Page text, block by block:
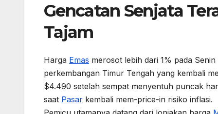
Gencatan Senjata
Tajam
Harga Emas merosot lebih dari 1% pada
perkembangan Timur Tengah yang kembali
$4.490 setelah sempat menyentuh puncak
saat Pasar kembali mem-price-in risiko inflasi.